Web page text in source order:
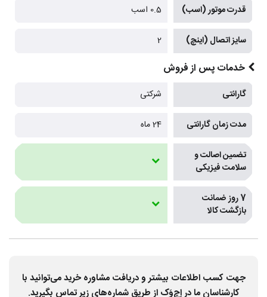
قدرت موتور (اسب) 0.5 اسب
سایز اتصال (اینچ) 2
خدمات پس از فروش
گارانتی شرکتی
مدت زمان گارانتی 24 ماه
تضمین اصالت و
سلامت فیزیکی
7 روز ضمانت
بازگشت کالا
جهت کسب اطلاعات بیشتر و دریافت مشاوره خرید می‌توانید با
کارشناسان ما در اِچ‌وَک از طریق شماره‌های زیر تماس بگیرید.